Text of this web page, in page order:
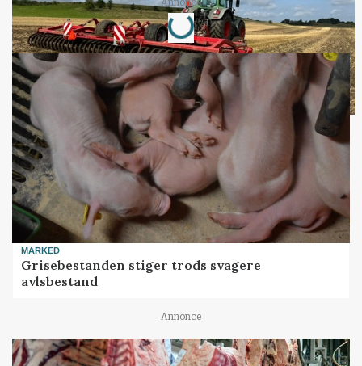
MARKED
Grisebestanden stiger trods svagere
avlsbestand
Annonce